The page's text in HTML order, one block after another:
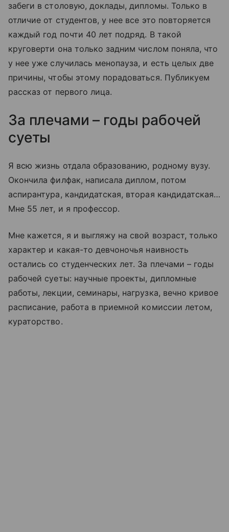
забеги в столовую, доклады, дипломы. Только в
отличие от студентов, у нее все это повторяется
каждый год почти 40 лет подряд. В такой
круговерти она только задним числом поняла, что
у нее уже случилась менопауза, и есть целых две
причины, чтобы этому порадоваться. Публикуем
рассказ от первого лица.
За плечами – годы рабочей
суеты
Я всю жизнь отдала образованию, родному вузу.
Окончила филфак, написала диплом, потом
аспирантура, кандидатская, вторая кандидатская…
Мне 55 лет, и я профессор.
Мне кажется, я и выгляжу на свой возраст, только
характер и какая-то девчоночья наивность
остались со студенческих лет. За плечами – годы
рабочей суеты: научные проекты, дипломные
работы, лекции, семинары, нагрузка, вечно кривое
расписание, работа в приемной комиссии летом,
кураторство.